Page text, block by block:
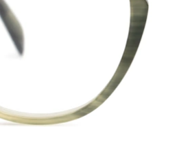
123 mm
Breedte
47 mm
Glasbreedte